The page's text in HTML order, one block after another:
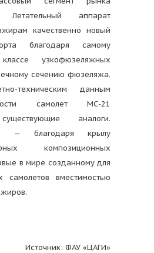
Летательный аппарат
качественно новый
благодаря самому
узкофюзеляжных
сечению фюзеляжа.
техническим данным
самолет МС-21
аналоги.
— благодаря крылу
композиционных
в мире созданному для
самолетов вместимостью
Источник: ФАУ «ЦАГИ»